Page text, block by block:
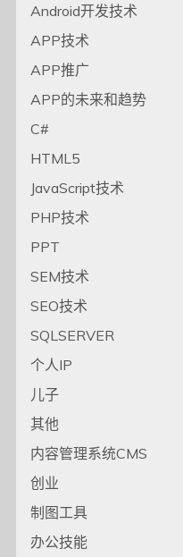
Android开发技术
APP技术
APP推广
APP的未来和趋势
C#
HTML5
JavaScript技术
PHP技术
PPT
SEM技术
SEO技术
SQLSERVER
个人IP
儿子
其他
内容管理系统CMS
创业
制图工具
办公技能